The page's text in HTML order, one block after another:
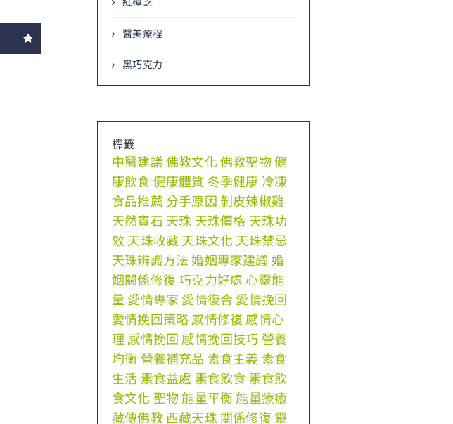
醫美療程
黑巧克力
標籤
中醫建議佛教文化佛教聖物健
康飲食 健康體質 冬季健康 冷凍
食品推薦分手原因剝皮辣椒雞
天然寶石 天珠 天珠價格 天珠功
效天珠收藏天珠文化 天珠禁忌
天珠辨識方法 婚姻專家建議婚
姻關係修復 巧克力好處 心靈能
量 愛情專家愛情復合愛情挽回
愛情挽回策略感情修復 感情心
理感情挽回 感情挽回技巧 營養
均衡 營養補充品 素食主義 素食
生活 素食益處 素食飲食 素食飲
食文化 聖物能量平衡能量療癒
藏傳佛教西藏天珠關係修復 靈